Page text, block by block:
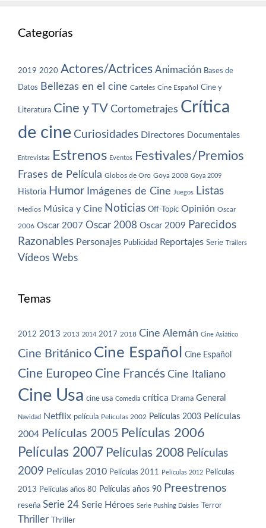
Categorías
2019 2020 Actores/Actrices Animación Bases de
Datos Bellezas en el cine Carteles Cine Español Cine y
Literatura Cine y TV Cortometrajes Crítica
de cine Curiosidades Directores Documentales
Entrevistas Estrenos Eventos Festivales/Premios
Frases de Película Globos de Oro Goya 2008 Goya 2009
Historia Humor Imágenes de Cine Juegos Listas
Medios Música y Cine Noticias Off-Topic Opinión Oscar
2006 Oscar 2007 Oscar 2008 Oscar 2009 Parecidos
Razonables Personajes Publicidad Reportajes Serie Trailers
Vídeos Webs
Temas
2012 2013 2013 2014 2017 2018 Cine Alemán Cine Asiático
Cine Británico Cine Español Cine Español
Cine Europeo Cine Francés Cine Italiano
Cine Usa cine usa Comedia crítica Drama General
Navidad Netflix película Películas 2002 Películas 2003 Películas
2004 Películas 2005 Películas 2006
Películas 2007 Películas 2008 Películas
2009 Películas 2010 Películas 2011 Películas 2012 Películas
2013 Películas años 80 Películas años 90 Preestrenos
reseña Serie 24 Serie Héroes Serie Pushing Daisies Terror
Thriller Thriller